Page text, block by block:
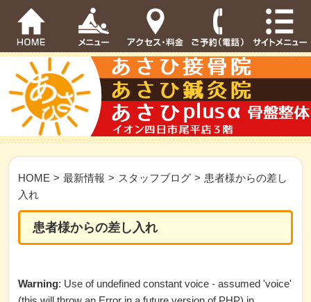
HOME > 最新情報 > スタッフブログ > 患者様からの差し
入れ
患者様からの差し入れ
Warning: Use of undefined constant voice - assumed 'voice'